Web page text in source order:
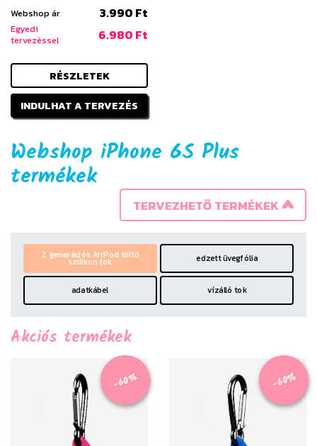
Webshop ár 3.990 Ft
Egyedi
tervezéssel
6.980 Ft
RÉSZLETEK
INDULHAT A TERVEZÉS
Webshop iPhone 6S Plus
termékek
TERVEZHETŐ TERMÉKEK
2. generációs AirPod töltő
szilikon tok edzett üvegfólia
adatkábel vízálló tok
Akciós termékek
-60% -60%